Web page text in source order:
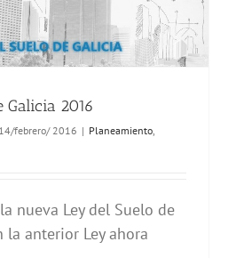
Galicia 2016
14/febrero/ 2016 | Planeamiento,
nueva Ley del Suelo de
la anterior Ley ahora